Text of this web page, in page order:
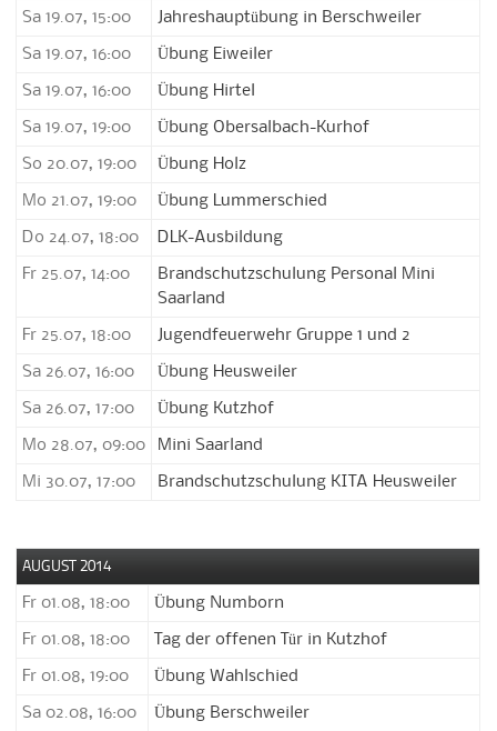
Sa 19.07, 15:00 Jahreshauptübung in Berschweiler
Sa 19.07, 16:00 Übung Eiweiler
Sa 19.07, 16:00 Übung Hirtel
Sa 19.07, 19:00 Übung Obersalbach-Kurhof
So 20.07, 19:00 Übung Holz
Mo 21.07, 19:00 Übung Lummerschied
Do 24.07, 18:00 DLK-Ausbildung
Fr 25.07, 14:00
Brandschutzschulung Personal Mini
Saarland
Fr 25.07, 18:00 Jugendfeuerwehr Gruppe 1 und 2
Sa 26.07, 16:00 Übung Heusweiler
Sa 26.07, 17:00 Übung Kutzhof
Mo 28.07, 09:00 Mini Saarland
Mi 30.07, 17:00 Brandschutzschulung KITA Heusweiler
AUGUST 2014
Fr 01.08, 18:00 Übung Numborn
Fr 01.08, 18:00 Tag der offenen Tür in Kutzhof
Fr 01.08, 19:00 Übung Wahlschied
Sa 02.08, 16:00 Übung Berschweiler